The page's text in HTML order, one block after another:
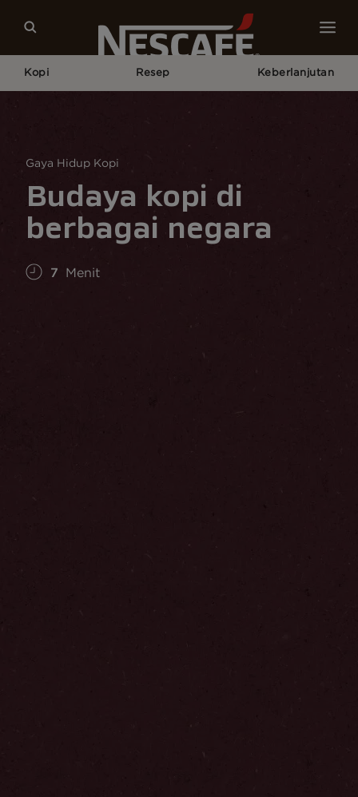
Kopi Resep Keberlanjutan
Gaya Hidup Kopi
Budaya kopi di
berbagai negara
7 Menit